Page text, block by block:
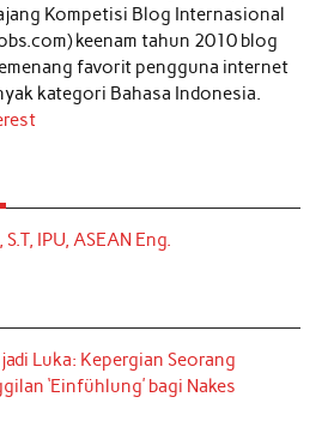
Kompetisi Blog Internasional
keenam tahun 2010 blog
favorit pengguna internet
kategori Bahasa Indonesia.
IPU, ASEAN Eng.
Luka: Kepergian Seorang
‘Einfühlung’ bagi Nakes